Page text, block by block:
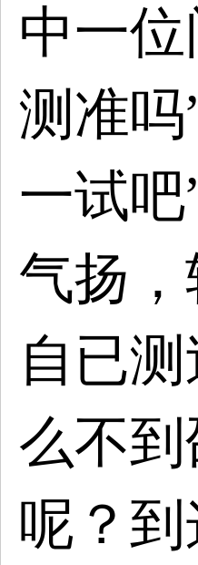
中一
测准
一试
气扬
自已
么不
呢？